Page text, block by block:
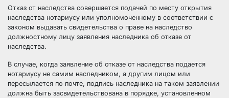
Отказ от наследства совершается подачей по месту открытия
наследства нотариусу или уполномоченному в соответствии с
законом выдавать свидетельства о праве на наследство
должностному лицу заявления наследника об отказе от
наследства.
В случае, когда заявление об отказе от наследства подается
нотариусу не самим наследником, а другим лицом или
пересылается по почте, подпись наследника на таком заявлении
должна быть засвидетельствована в порядке, установленном